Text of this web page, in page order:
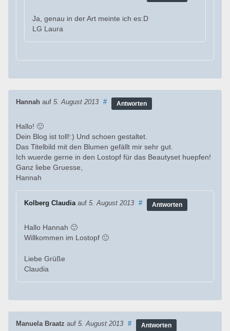
Ja, genau in der Art meinte ich es:D
LG Laura
Hannah auf 5. August 2013 # Antworten
Hallo! 🙂
Dein Blog ist toll!:) Und schoen gestaltet.
Das Titelbild mit den Blumen gefällt mir sehr gut.
Ich wuerde gerne in den Lostopf für das Beautyset huepfen!
Ganz liebe Gruesse,
Hannah
Kolberg Claudiaauf 5. August 2013 # Antworten
Hallo Hannah 🙂
Willkommen im Lostopf 🙂
Liebe Grüße
Claudia
Manuela Braatz auf 5. August 2013 # Antworten